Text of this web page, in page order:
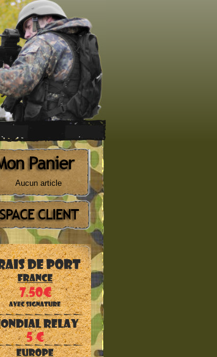
Aucun article